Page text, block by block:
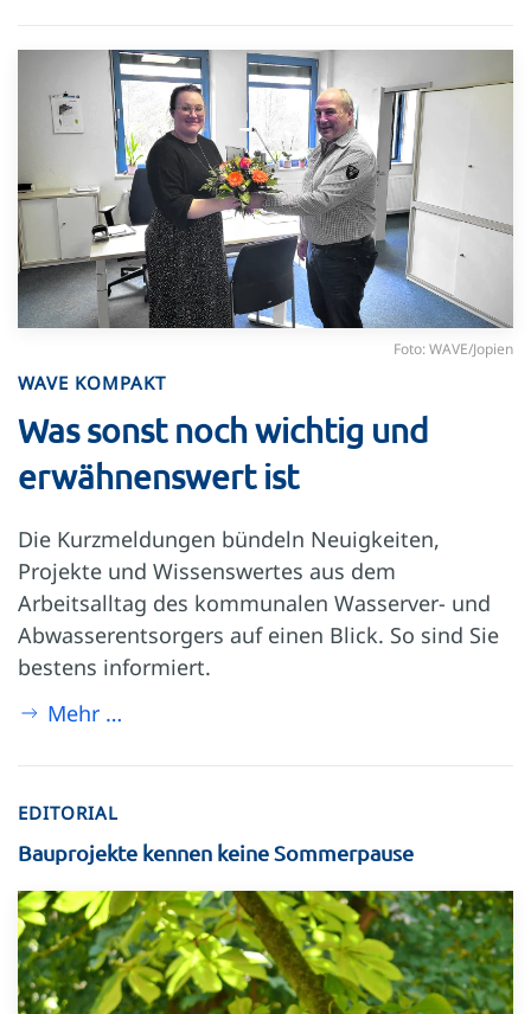
Foto: WAVE/Jopien
WAVE KOMPAKT
Was sonst noch wichtig und
erwähnenswert ist
Die Kurzmeldungen bündeln Neuigkeiten,
Projekte und Wissenswertes aus dem
Arbeitsalltag des kommunalen Wasserver- und
Abwasserentsorgers auf einen Blick. So sind Sie
bestens informiert.
Mehr …
EDITORIAL
Bauprojekte kennen keine Sommerpause